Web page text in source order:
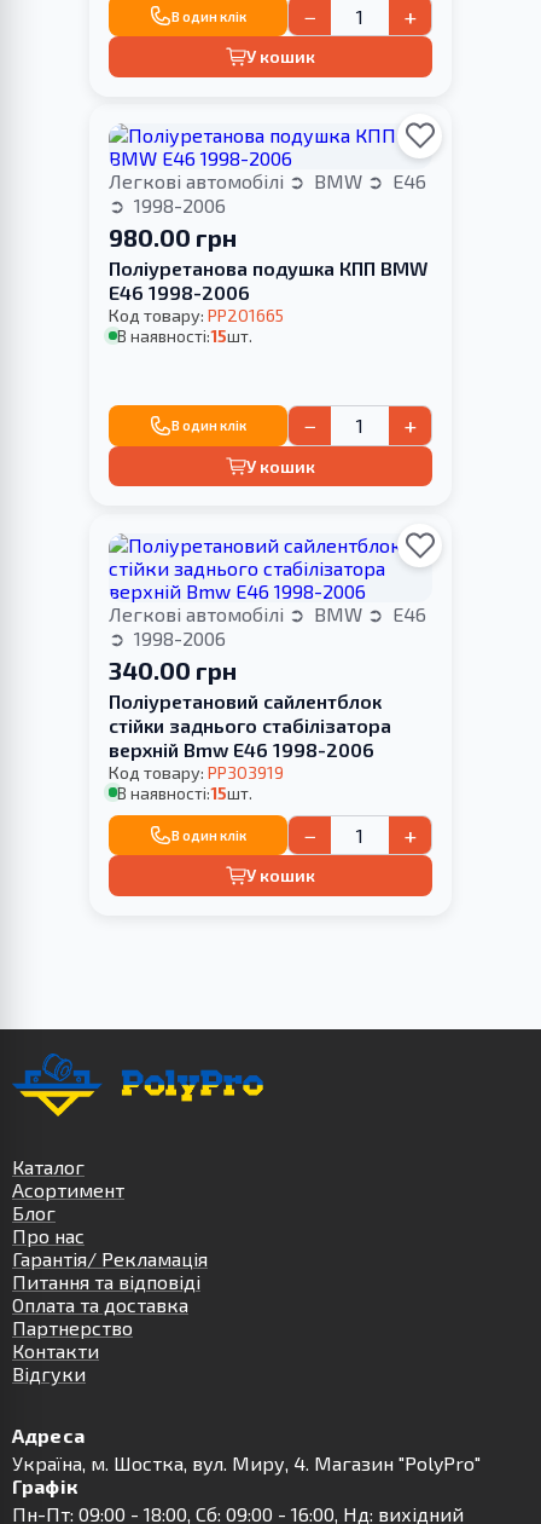
В один клік − +
У кошик
Легкові автомобілі BMW
E46
1998-2006
980.00 грн
Поліуретанова подушка КПП BMW
E46 1998-2006
Код товару: PP201665
В наявності:15шт.
В один клік − +
У кошик
Легкові автомобілі BMW
E46
1998-2006
340.00 грн
Поліуретановий сайлентблок
стійки заднього стабілізатора
верхній Bmw E46 1998-2006
Код товару: PP303919
В наявності:15шт.
В один клік − +
У кошик
Каталог
Асортимент
Блог
Про нас
Гарантія/ Рекламація
Питання та відповіді
Оплата та доставка
Партнерство
Контакти
Відгуки
Адреса
Українa, м. Шостка, вул. Миру, 4. Магазин "PolyPro"
Графік
Пн-Пт: 09:00 - 18:00, Сб: 09:00 - 16:00, Нд: вихідний